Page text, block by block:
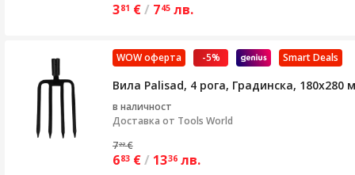
381 €/ 745 лв.
Smart Deals
-5%
WOW оферта
Вила Palisad, 4 рога, Градинска,
в наличност
Доставка от Tools World
722 €
683 €/ 1336 лв.